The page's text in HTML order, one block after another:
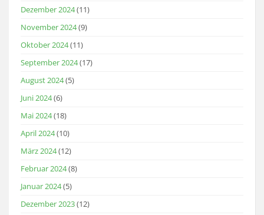
Dezember 2024(11)
November 2024(9)
Oktober 2024(11)
September 2024(17)
August 2024(5)
Juni 2024(6)
Mai 2024(18)
April 2024(10)
März 2024(12)
Februar 2024(8)
Januar 2024(5)
Dezember 2023(12)